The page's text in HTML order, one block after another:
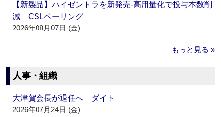
【新製品】ハイゼントラを新発売‐高用量化で投与本数削
減 CSLベーリング
2026年08月07日 (金)
もっと見る »
人事・組織
大津賀会長が退任へ ダイト
2026年07月24日 (金)